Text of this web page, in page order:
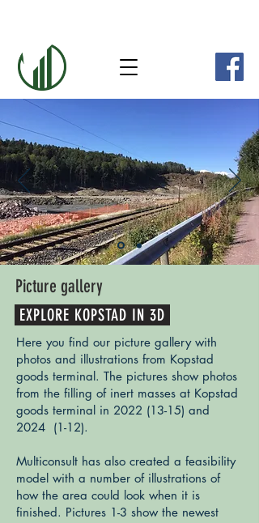
Picture gallery
EXPLORE KOPSTAD IN 3D
Here you find our picture gallery with
photos and illustrations from Kopstad
goods terminal. The pictures show photos
from the filling of inert masses at Kopstad
goods terminal in 2022 (13-15) and
2024 (1-12).
Multiconsult has also created a feasibility
model with a number of illustrations of
how the area could look when it is
finished. Pictures 1-3 show the newest